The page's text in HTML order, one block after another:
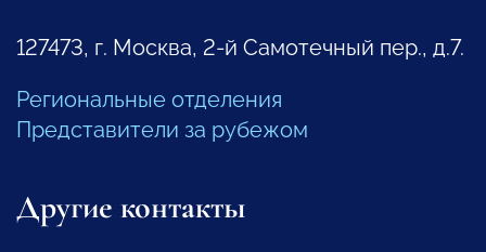
127473, г. Москва, 2-й Самотечный пер., д.7.
Региональные отделения
Представители за рубежом
Другие контакты